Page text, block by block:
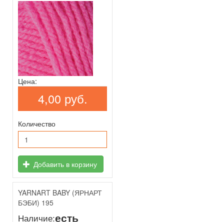
Цена:
4,00 руб.
Количество
Добавить в корзину
YARNART BABY (ЯРНАРТ
БЭБИ) 195
Наличие:есть